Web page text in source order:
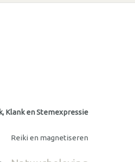
Klank en Stemexpressie
Reiki en magnetiseren